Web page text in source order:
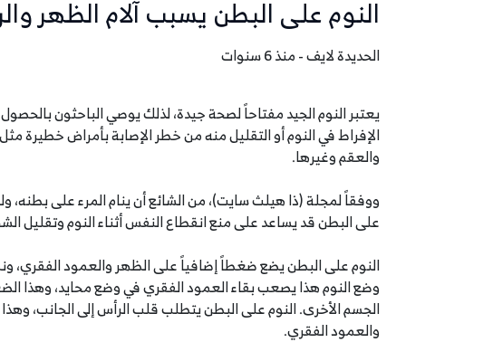
النوم على البطن يسبب آلام الظهر
الحديدة لايف - منذ 6 سنوات
الإفراط في النوم أو التقليل منه من خطر الإصابة بأمراض
والعقم وغيرها.
ووفقاً لمجلة (ذا هيلث سايت)، من الشائع أن ينام المرء على بطنه،
على البطن قد يساعد على منع انقطاع النفس أثناء النوم وتقليل
النوم على البطن يضع ضغطاً إضافياً على الظهر والعمود الفقري،
وضع النوم هذا يصعب بقاء العمود الفقري في وضع محايد، وهذا
الجسم الأخرى. النوم على البطن يتطلب قلب الرأس إلى الجانب،
والعمود الفقري.